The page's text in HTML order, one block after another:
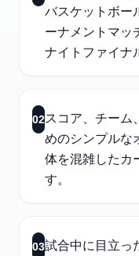
バスケットボー
ーナメントマッ
ナイトファイナ
02スコア、チーム
めのシンプルな
体を混雑したカ
す。
03試合中に目立っ